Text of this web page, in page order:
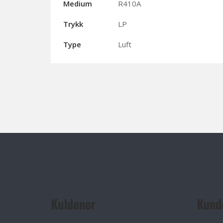
Medium R410A
Trykk LP
Type Luft